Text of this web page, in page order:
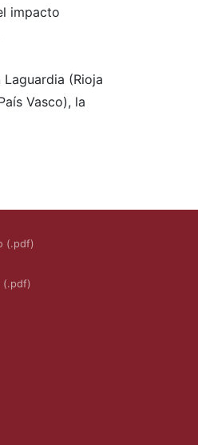
impacto
(Rioja
Vasco), la
(.pdf)
(.pdf)